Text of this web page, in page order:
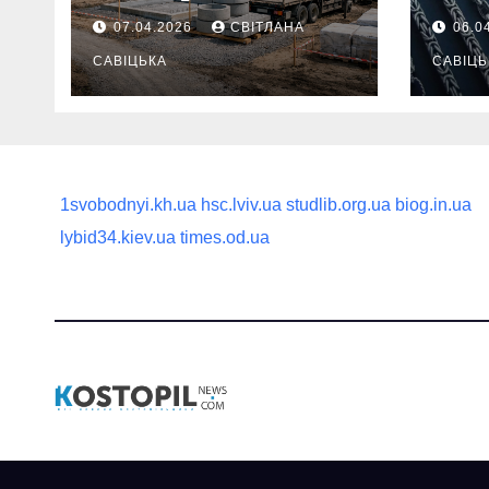
потрібно
продумати до
першої доставки
на ділянку
07.04.2026 СВІТЛАНА
САВІЦЬКА
1svobodnyi.kh.ua hsc.lviv.ua studlib.org.ua biog.in.ua
lybid34.kiev.ua times.od.ua